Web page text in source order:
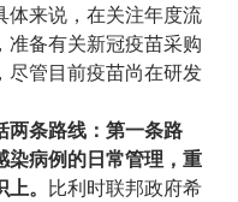
体来说，在关注年度流
准备有关新冠疫苗采购
尽管目前疫苗尚在研发
两条路线：第一条路
染病例的日常管理，重
。 比利时联邦政府希